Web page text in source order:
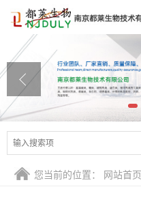
公司首页
公司介绍
公司动态
产品展厅
证书荣誉
您当前的位置： 网站首页